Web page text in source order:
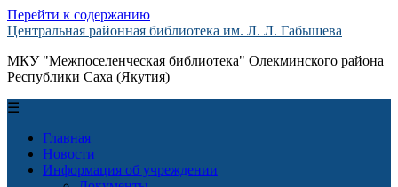
Перейти к содержанию
Центральная районная библиотека им. Л. Л. Габышева
МКУ "Межпоселенческая библиотека" Олекминского района
Республики Саха (Якутия)
☰
Главная
Новости
Информация об учреждении